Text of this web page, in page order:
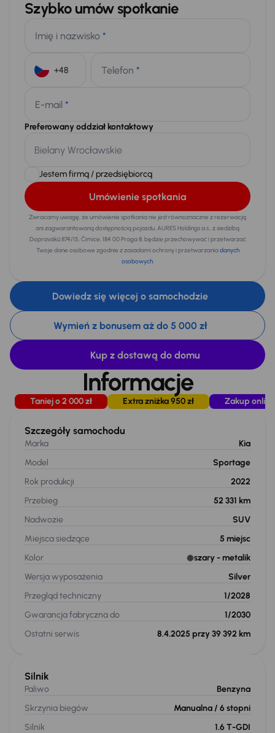
Szybko umów spotkanie
Imię i nazwisko *
Telefon *
E-mail *
Preferowany oddział kontaktowy
Jestem firmą / przedsiębiorcą
Umówienie spotkania
Zwracamy uwagę, że umówienie spotkania nie jest równoznaczne z rezerwacją
ani zagwarantowaną dostępnością pojazdu. AURES Holdings a.s., z siedzibą
Dopraváků 874/15, Čimice, 184 00 Praga 8, będzie przechowywać i przetwarzać
Twoje dane osobowe zgodnie z zasadami ochrony i przetwarzaniadanych
osobowych.
Dowiedz się więcej o samochodzie
Wymień z bonusem aż do 5 000 zł
Kup z dostawą do domu
Informacje
Taniej o 2 000 zł Extra zniżka 950 zł Zakup online
Szczegóły samochodu
Marka
Kia
Model
Sportage
Rok produkcji
2022
Przebieg
52 331 km
Nadwozie
SUV
Miejsca siedzące
5 miejsc
Kolor
szary - metalik
Wersja wyposażenia
Silver
Przegląd techniczny
1/2028
Gwarancja fabryczna do
1/2030
Ostatni serwis
8.4.2025 przy 39 392 km
Silnik
Paliwo
Benzyna
Skrzynia biegów
Manualna / 6 stopni
Silnik
1.6 T-GDI